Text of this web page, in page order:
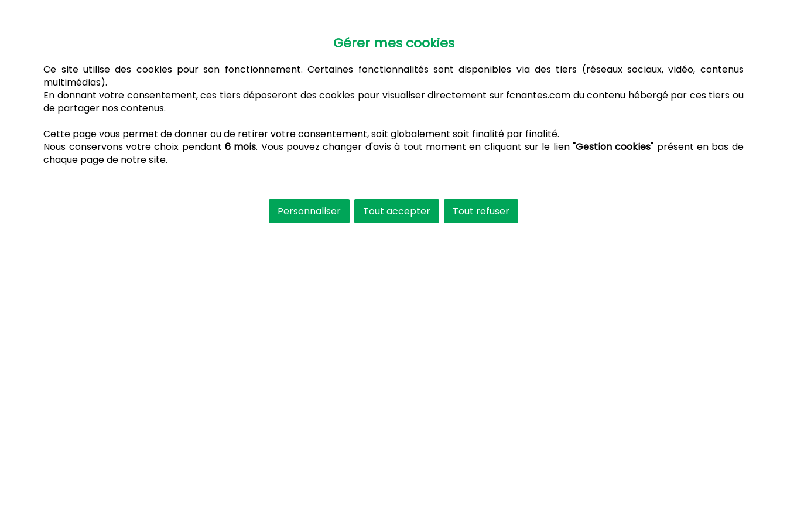
Gérer mes cookies
Ce site utilise des cookies pour son fonctionnement. Certaines fonctionnalités sont disponibles via des tiers (réseaux sociaux, vidéo, contenus
multimédias).
En donnant votre consentement, ces tiers déposeront des cookies pour visualiser directement sur fcnantes.com du contenu hébergé par ces tiers ou
de partager nos contenus.
Cette page vous permet de donner ou de retirer votre consentement, soit globalement soit finalité par finalité.
Nous conservons votre choix pendant6 mois. Vous pouvez changer d'avis à tout moment en cliquant sur le lien "Gestion cookies" présent en bas de
chaque page de notre site.
Personnaliser Tout accepter Tout refuser